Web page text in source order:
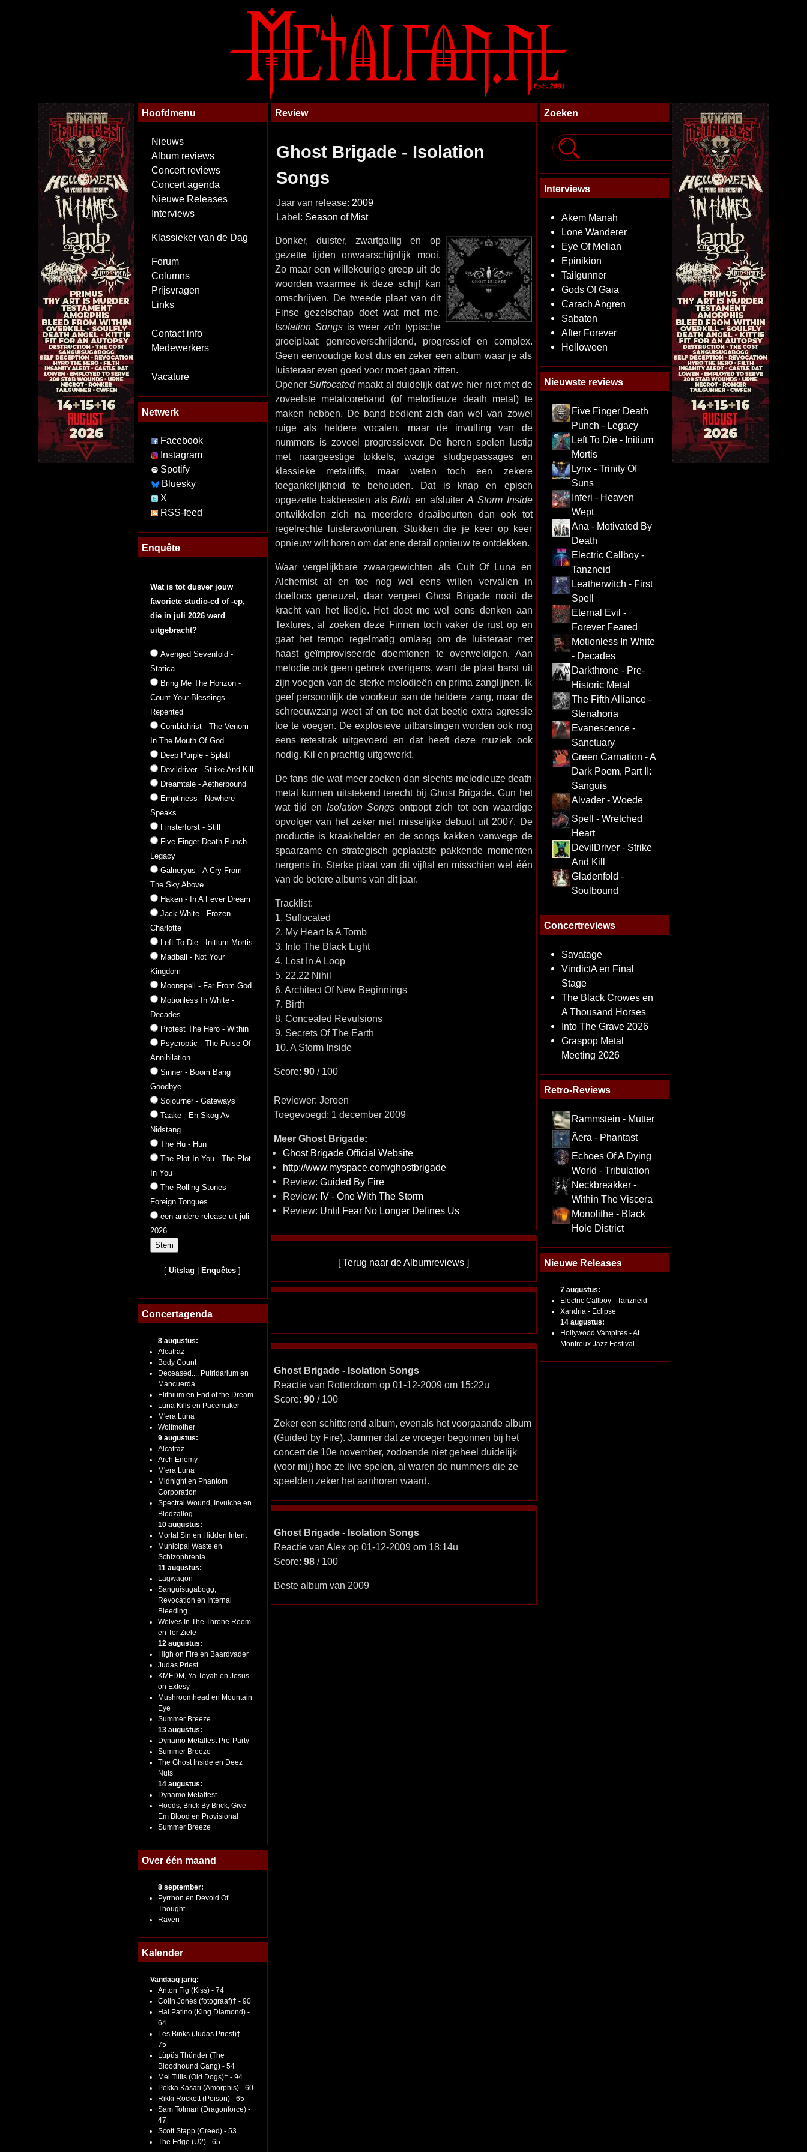
Hoofdmenu
Nieuws
Album reviews
Concert reviews
Concert agenda
Nieuwe Releases
Interviews
Klassieker van de Dag
Forum
Columns
Prijsvragen
Links
Contact info
Medewerkers
Vacature
Netwerk
Facebook
Instagram
Spotify
Bluesky
X
RSS-feed
Enquête
Wat is tot dusver jouw
favoriete studio-cd of -ep,
die in juli 2026 werd
uitgebracht?
Avenged Sevenfold -
Statica
Bring Me The Horizon -
Count Your Blessings
Repented
Combichrist - The Venom
In The Mouth Of God
Deep Purple - Splat!
Devildriver - Strike And Kill
Dreamtale - Aetherbound
Emptiness - Nowhere
Speaks
Finsterforst - Still
Five Finger Death Punch -
Legacy
Galneryus - A Cry From
The Sky Above
Haken - In A Fever Dream
Jack White - Frozen
Charlotte
Left To Die - Initium Mortis
Madball - Not Your
Kingdom
Moonspell - Far From God
Motionless In White -
Decades
Protest The Hero - Within
Psycroptic - The Pulse Of
Annihilation
Sinner - Boom Bang
Goodbye
Sojourner - Gateways
Taake - En Skog Av
Nidstang
The Hu - Hun
The Plot In You - The Plot
In You
The Rolling Stones -
Foreign Tongues
een andere release uit juli
2026
[Uitslag Enquêtes ]
Concertagenda
8 augustus:
Alcatraz
Body Count
Deceased..., Putridarium en
Mancuerda
Elithium en End of the Dream
Luna Kills en Pacemaker
M'era Luna
Wolfmother
9 augustus:
Alcatraz
Arch Enemy
M'era Luna
Midnight en Phantom
Corporation
Spectral Wound, Invulche en
Blodzallog
10 augustus:
Mortal Sin en Hidden Intent
Municipal Waste en
Schizophrenia
11 augustus:
Lagwagon
Sanguisugabogg,
Revocation en Internal
Bleeding
Wolves In The Throne Room
en Ter Ziele
12 augustus:
High on Fire en Baardvader
Judas Priest
KMFDM, Ya Toyah en Jesus
on Extesy
Mushroomhead en Mountain
Eye
Summer Breeze
13 augustus:
Dynamo Metalfest Pre-Party
Summer Breeze
The Ghost Inside en Deez
Nuts
14 augustus:
Dynamo Metalfest
Hoods, Brick By Brick, Give
Em Blood en Provisional
Summer Breeze
Over één maand
8 september:
Pyrrhon en Devoid Of
Thought
Raven
Kalender
Vandaag jarig:
Anton Fig (Kiss) - 74
Colin Jones (fotograaf)† - 90
Hal Patino (King Diamond) -
64
Les Binks (Judas Priest)† -
75
Lüpüs Thünder (The
Bloodhound Gang) - 54
Mel Tillis (Old Dogs)† - 94
Pekka Kasari (Amorphis) - 60
Rikki Rockett (Poison) - 65
Sam Totman (Dragonforce) -
47
Scott Stapp (Creed) - 53
The Edge (U2) - 65
Review
Ghost Brigade - Isolation
Songs
Jaar van release: 2009
Label: Season of Mist
Donker, duister, zwartgallig en op
gezette tijden onwaarschijnlijk mooi.
Zo maar een willekeurige greep uit de
woorden waarmee ik deze schijf kan
omschrijven. De tweede plaat van dit
Finse gezelschap doet wat met me.
Isolation Songsis weer zo'n typische
groeiplaat; genreoverschrijdend, progressief en complex.
Geen eenvoudige kost dus en zeker een album waar je als
luisteraar even goed voor moet gaan zitten.
Opener Suffocatedmaakt al duidelijk dat we hier niet met de
zoveelste metalcoreband (of melodieuze death metal) te
maken hebben. De band bedient zich dan wel van zowel
ruige als heldere vocalen, maar de invulling van de
nummers is zoveel progressiever. De heren spelen lustig
met naargeestige tokkels, wazige sludgepassages en
klassieke metalriffs, maar weten toch een zekere
toegankelijkheid te behouden. Dat is knap en episch
opgezette bakbeesten alsBirth en afsluiterA Storm Inside
ontwikkelen zich na meerdere draaibeurten dan ook tot
regelrechte luisteravonturen. Stukken die je keer op keer
opnieuw wilt horen om dat ene detail opnieuw te ontdekken.
Waar vergelijkbare zwaargewichten als Cult Of Luna en
Alchemist af en toe nog wel eens willen vervallen in
doelloos geneuzel, daar vergeet Ghost Brigade nooit de
kracht van het liedje. Het doet me wel eens denken aan
Textures, al zoeken deze Finnen toch vaker de rust op en
gaat het tempo regelmatig omlaag om de luisteraar met
haast geïmproviseerde doemtonen te overweldigen. Aan
melodie ook geen gebrek overigens, want de plaat barst uit
zijn voegen van de sterke melodieën en prima zanglijnen. Ik
geef persoonlijk de voorkeur aan de heldere zang, maar de
schreeuwzang weet af en toe net dat beetje extra agressie
toe te voegen. De explosieve uitbarstingen worden ook nog
eens retestrak uitgevoerd en dat heeft deze muziek ook
nodig. Kil en prachtig uitgewerkt.
De fans die wat meer zoeken dan slechts melodieuze death
metal kunnen uitstekend terecht bij Ghost Brigade. Gun het
wat tijd en Isolation Songs ontpopt zich tot een waardige
opvolger van het zeker niet misselijke debuut uit 2007. De
productie is kraakhelder en de songs kakken vanwege de
spaarzame en strategisch geplaatste pakkende momenten
nergens in. Sterke plaat van dit vijftal en misschien wel één
van de betere albums van dit jaar.
Tracklist:
1. Suffocated
2. My Heart Is A Tomb
3. Into The Black Light
4. Lost In A Loop
5. 22.22 Nihil
6. Architect Of New Beginnings
7. Birth
8. Concealed Revulsions
9. Secrets Of The Earth
10. A Storm Inside
Score: 90/ 100
Reviewer: Jeroen
Toegevoegd: 1 december 2009
Meer Ghost Brigade:
Ghost Brigade Official Website
http://www.myspace.com/ghostbrigade
Review: Guided By Fire
Review: IV - One With The Storm
Review: Until Fear No Longer Defines Us
[Terug naar de Albumreviews ]
Ghost Brigade - Isolation Songs
Reactie van Rotterdoom op 01-12-2009 om 15:22u
Score: 90/ 100
Zeker een schitterend album, evenals het voorgaande album
(Guided by Fire). Jammer dat ze vroeger begonnen bij het
concert de 10e november, zodoende niet geheel duidelijk
(voor mij) hoe ze live spelen, al waren de nummers die ze
speelden zeker het aanhoren waard.
Ghost Brigade - Isolation Songs
Reactie van Alex op 01-12-2009 om 18:14u
Score: 98/ 100
Beste album van 2009
Zoeken
Interviews
Akem Manah
Lone Wanderer
Eye Of Melian
Epinikion
Tailgunner
Gods Of Gaia
Carach Angren
Sabaton
After Forever
Helloween
Nieuwste reviews
Five Finger Death
Punch - Legacy
Left To Die - Initium
Mortis
Lynx - Trinity Of
Suns
Inferi - Heaven
Wept
Ana - Motivated By
Death
Electric Callboy -
Tanzneid
Leatherwitch - First
Spell
Eternal Evil -
Forever Feared
Motionless In White
- Decades
Darkthrone - Pre-
Historic Metal
The Fifth Alliance -
Stenahoria
Evanescence -
Sanctuary
Green Carnation - A
Dark Poem, Part II:
Sanguis
Alvader - Woede
Spell - Wretched
Heart
DevilDriver - Strike
And Kill
Gladenfold -
Soulbound
Concertreviews
Savatage
VindictA en Final
Stage
The Black Crowes en
A Thousand Horses
Into The Grave 2026
Graspop Metal
Meeting 2026
Retro-Reviews
Rammstein - Mutter
Äera - Phantast
Echoes Of A Dying
World - Tribulation
Neckbreakker -
Within The Viscera
Monolithe - Black
Hole District
Nieuwe Releases
7 augustus:
Electric Callboy - Tanzneid
Xandria - Eclipse
14 augustus:
Hollywood Vampires - At
Montreux Jazz Festival